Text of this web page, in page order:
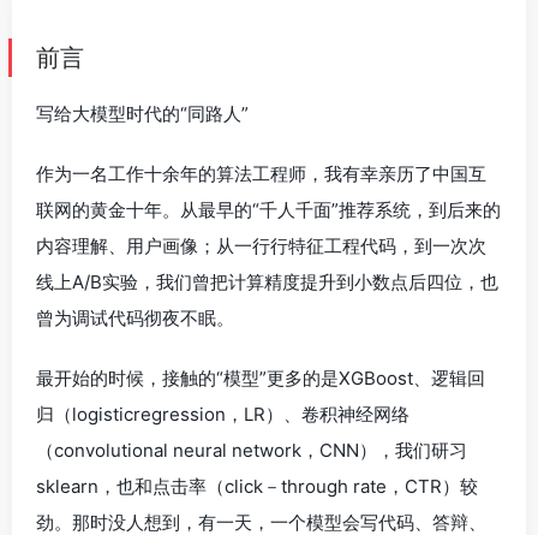
前言
写给大模型时代的“同路人”
作为一名工作十余年的算法工程师，我有幸亲历了中国互
联网的黄金十年。从最早的“千人千面”推荐系统，到后来的
内容理解、用户画像；从一行行特征工程代码，到一次次
线上A/B实验，我们曾把计算精度提升到小数点后四位，也
曾为调试代码彻夜不眠。
最开始的时候，接触的“模型”更多的是XGBoost、逻辑回
归（logisticregression，LR）、卷积神经网络
（convolutional neural network，CNN），我们研习
sklearn，也和点击率（click－through rate，CTR）较
劲。那时没人想到，有一天，一个模型会写代码、答辩、